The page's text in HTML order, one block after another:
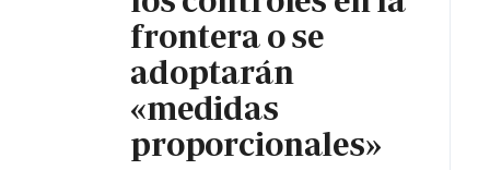
frontera o se
adoptarán
«medidas
proporcionales»